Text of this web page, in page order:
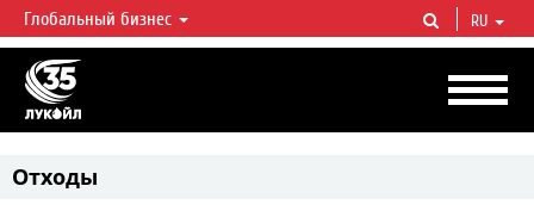
ЛУКОЙЛ СЕГОДНЯ
ЛУКОЙЛ — одна из крупнейших вертикально интегрированных
нефтегазовых компаний в мире, на долю которой приходится более 2%
мировой добычи нефти и около 1% доказанных запасов углеводородов.
Глобальный бизнес RU
Отходы